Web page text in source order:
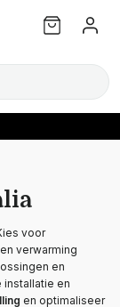
voor
verwarming
en
en
en optimaliseer